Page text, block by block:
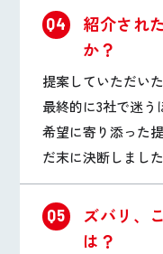
Q4
紹介され
か？
提案していただい
最終的に3社で迷
希望に寄り添った
だ末に決断しました
Q5
ズバリ、
は？